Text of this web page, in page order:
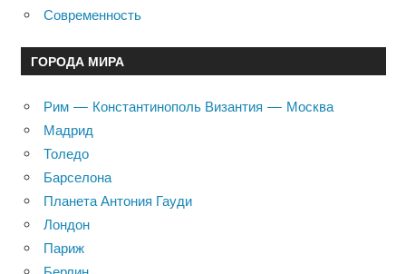
Современность
ГОРОДА МИРА
Рим — Константинополь Византия — Москва
Мадрид
Толедо
Барселона
Планета Антония Гауди
Лондон
Париж